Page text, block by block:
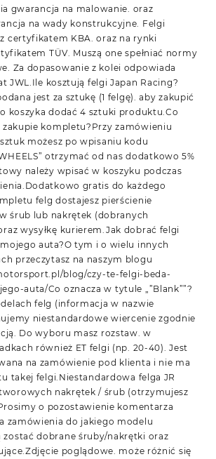
gwarancja na malowanie. oraz
na wady konstrukcyjne. Felgi
certyfikatem KBA. oraz na rynki
TÜV. Muszą one spełniać normy
Za dopasowanie z kolei odpowiada
JWL.Ile kosztują felgi Japan Racing?
jest za sztukę (1 felgę). aby zakupić
koszyka dodać 4 sztuki produktu.Co
kompletu?Przy zamówieniu
możesz po wpisaniu kodu
otrzymać od nas dodatkowo 5%
należy wpisać w koszyku podczas
gratis do każdego
felg dostajesz pierścienie
śrub lub nakrętek (dobranych
wysyłkę kurierem.Jak dobrać felgi
auta?O tym i o wielu innych
przeczytasz na naszym blogu
blog/czy-te-felgi-beda-
auta/Co oznacza w tytule „”Blank””?
felg (informacja w nazwie
niestandardowe wiercenie zgodnie
Do wyboru masz rozstaw. w
również ET felgi (np. 20-40). Jest
na zamówienie pod klienta i nie ma
takej felgi.Niestandardowa felga JR
nakrętek / śrub (otrzymujesz
o pozostawienie komentarza
zamówienia do jakiego modelu
zostać dobrane śruby/nakrętki oraz
poglądowe. może różnić się